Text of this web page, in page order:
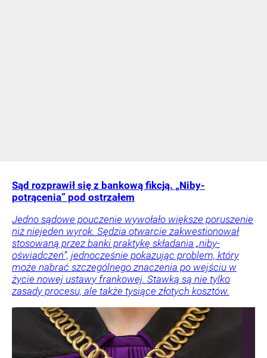
Sąd rozprawił się z bankową fikcją. „Niby-
potrącenia” pod ostrzałem
Jedno sądowe pouczenie wywołało większe poruszenie
niż niejeden wyrok. Sędzia otwarcie zakwestionował
stosowaną przez banki praktykę składania „niby-
oświadczeń”, jednocześnie pokazując problem, który
może nabrać szczególnego znaczenia po wejściu w
życie nowej ustawy frankowej. Stawką są nie tylko
zasady procesu, ale także tysiące złotych kosztów.